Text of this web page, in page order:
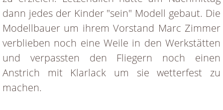
dann jedes der Kinder "sein" Modell gebaut. Die
Modellbauer um ihrem Vorstand Marc Zimmer
verblieben noch eine Weile in den Werkstätten
und verpassten den Fliegern noch einen
Anstrich mit Klarlack um sie wetterfest zu
machen.